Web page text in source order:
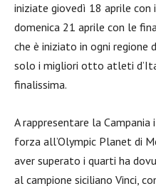
iniziate giovedì 18 aprile
domenica 21 aprile con le
che è iniziato in ogni regione
solo i migliori otto atleti
finalissima.
A rappresentare la Campania
forza all’Olympic Planet di
aver superato i quarti ha
al campione siciliano Vinci,